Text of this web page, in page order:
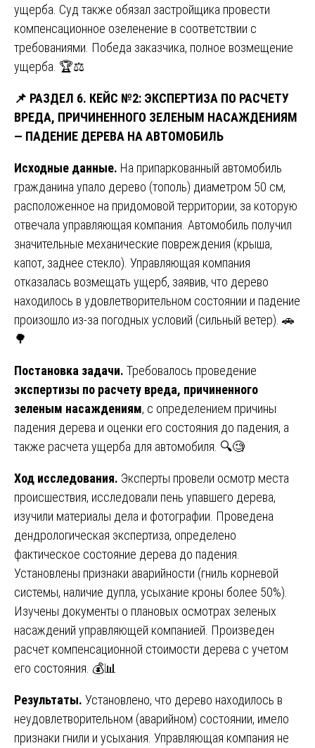
ущерба. Суд также обязал застройщика провести
компенсационное озеленение в соответствии с
требованиями. Победа заказчика, полное возмещение
ущерба. 🏆⚖️
📌 РАЗДЕЛ 6. КЕЙС №2: ЭКСПЕРТИЗА ПО РАСЧЕТУ
ВРЕДА, ПРИЧИНЕННОГО ЗЕЛЕНЫМ НАСАЖДЕНИЯМ
— ПАДЕНИЕ ДЕРЕВА НА АВТОМОБИЛЬ
Исходные данные. На припаркованный автомобиль
гражданина упало дерево (тополь) диаметром 50 см,
расположенное на придомовой территории, за которую
отвечала управляющая компания. Автомобиль получил
значительные механические повреждения (крыша,
капот, заднее стекло). Управляющая компания
отказалась возмещать ущерб, заявив, что дерево
находилось в удовлетворительном состоянии и падение
произошло из-за погодных условий (сильный ветер). 🚗
🌳
Постановка задачи. Требовалось проведение
экспертизы по расчету вреда, причиненного
зеленым насаждениям, с определением причины
падения дерева и оценки его состояния до падения, а
также расчета ущерба для автомобиля. 🔍🧐
Ход исследования. Эксперты провели осмотр места
происшествия, исследовали пень упавшего дерева,
изучили материалы дела и фотографии. Проведена
дендрологическая экспертиза, определено
фактическое состояние дерева до падения.
Установлены признаки аварийности (гниль корневой
системы, наличие дупла, усыхание кроны более 50%).
Изучены документы о плановых осмотрах зеленых
насаждений управляющей компанией. Произведен
расчет компенсационной стоимости дерева с учетом
его состояния. 💰📊
Результаты. Установлено, что дерево находилось в
неудовлетворительном (аварийном) состоянии, имело
признаки гнили и усыхания. Управляющая компания не